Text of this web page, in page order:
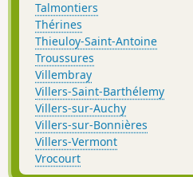
Talmontiers
Thérines
Thieuloy-Saint-Antoine
Troussures
Villembray
Villers-Saint-Barthélemy
Villers-sur-Auchy
Villers-sur-Bonnières
Villers-Vermont
Vrocourt